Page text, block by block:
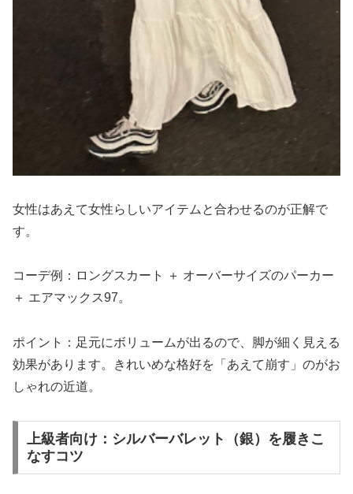
女性はあえて女性らしいアイテムと合わせるのが正解で
す。
コーデ例：ロングスカート ＋ オーバーサイズのパーカー
＋ エアマックス97。
ポイント：足元にボリュームが出るので、脚が細く見える
効果があります。きれいめな格好を「あえて崩す」のがお
しゃれの近道。
上級者向け：シルバーバレット（銀）を履きこ
なすコツ